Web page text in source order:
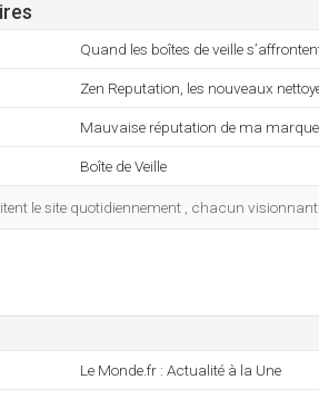
Quand les boîtes de veille
Zen Reputation, les nouveaux
Mauvaise réputation de ma marque
Boîte de Veille
le site quotidiennement , chacun visionnant
Le Monde.fr : Actualité à la Une